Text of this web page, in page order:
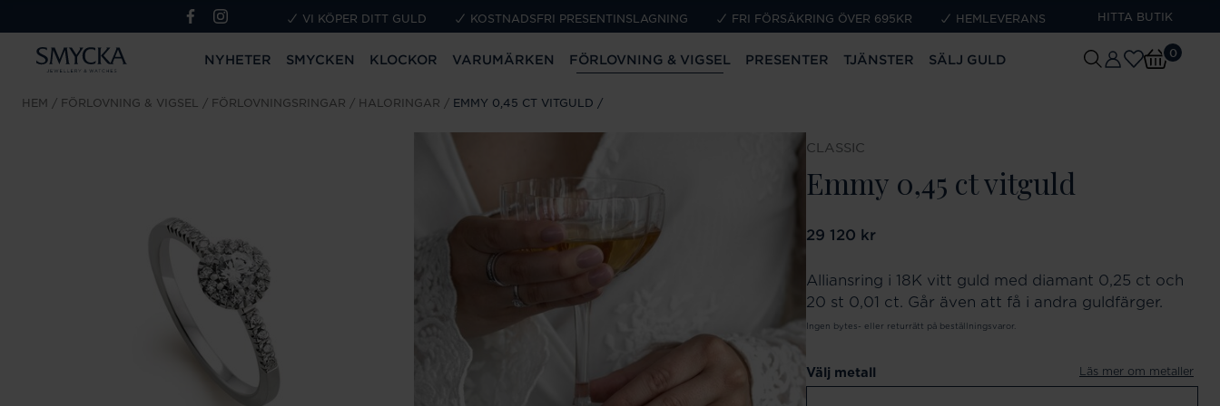
VI KÖPER DITT GULD KOSTNADSFRI PRESENTINSLAGNING FRI FÖRSÄKRING ÖVER 695KR HEMLEVERANS HITTA BUTIK
NYHETER SMYCKEN KLOCKOR VARUMÄRKEN FÖRLOVNING & VIGSEL PRESENTER TJÄNSTER SÄLJ GULD 0
HEM FÖRLOVNING & VIGSEL FÖRLOVNINGSRINGAR HALORINGAR EMMY 0,45 CT VITGULD
CLASSIC
Emmy 0,45 ct vitguld
Pris:29 120 kr
29 120 kr
Alliansring i 18K vitt guld med diamant 0,25 ct och
20 st 0,01 ct. Går även att få i andra guldfärger.
Ingen bytes- eller returrätt på beställningsvaror.
Välj metall Läs mer om metaller